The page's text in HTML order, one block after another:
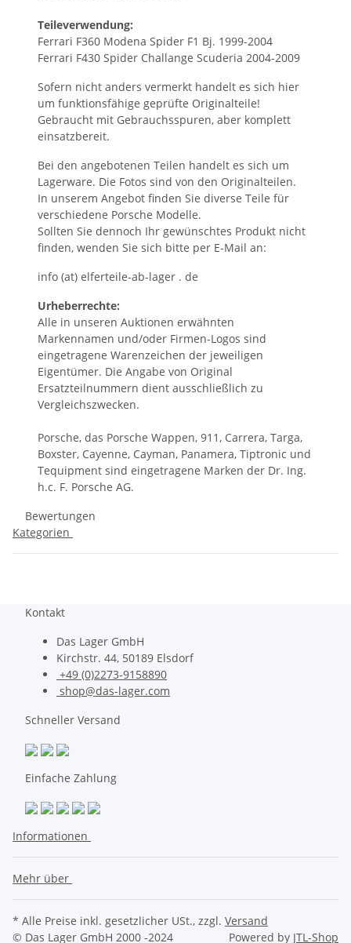
Teileverwendung:
Ferrari F360 Modena Spider F1 Bj. 1999-2004
Ferrari F430 Spider Challange Scuderia 2004-2009
Sofern nicht anders vermerkt handelt es sich hier
um funktionsfähige geprüfte Originalteile!
Gebraucht mit Gebrauchsspuren, aber komplett
einsatzbereit.
Bei den angebotenen Teilen handelt es sich um
Lagerware. Die Fotos sind von den Originalteilen.
In unserem Angebot finden Sie diverse Teile für
verschiedene Porsche Modelle.
Sollten Sie dennoch Ihr gewünschtes Produkt nicht
finden, wenden Sie sich bitte per E-Mail an:
info (at) elferteile-ab-lager . de
Urheberrechte:
Alle in unseren Auktionen erwähnten
Markennamen und/oder Firmen-Logos sind
eingetragene Warenzeichen der jeweiligen
Eigentümer. Die Angabe von Original
Ersatzteilnummern dient ausschließlich zu
Vergleichszwecken.
Porsche, das Porsche Wappen, 911, Carrera, Targa,
Boxster, Cayenne, Cayman, Panamera, Tiptronic und
Tequipment sind eingetragene Marken der Dr. Ing.
h.c. F. Porsche AG.
Bewertungen
Kategorien
Kontakt
Das Lager GmbH
Kirchstr. 44, 50189 Elsdorf
+49 (0)2273-9158890
shop@das-lager.com
Schneller Versand
Einfache Zahlung
Informationen
Mehr über
* Alle Preise inkl. gesetzlicher USt., zzgl. Versand
© Das Lager GmbH 2000 -2024
Powered by JTL-Shop